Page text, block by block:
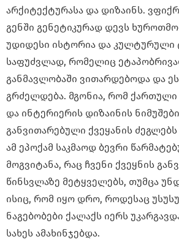
არქიტექტურასა და დიზაინს.
გენში გენეტიკურად დევს
უდიდესი ისტორია და კულტურული
საფუძვლად, რომელიც
განმავლობაში ვითარდებოდა და
გრძელდება. მგონია, რომ ქართული
და ინტერიერის დიზაინის
განვითარებული ქვეყანის
ამ ეპოქამ საკმაოდ ბევრი
მოგვიტანა, რაც ჩვენი ქვეყნის
წინსვლაზე მეტყველებს, თუმცა
ისიც, რომ იყო დრო, როდესაც
ნაგებობები ქალაქს იერს
სახეს ამახინჯებდა.